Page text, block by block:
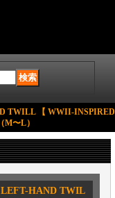
TWILL 【 WWII-INSPIRED
〜L）
LEFT-HAND TWIL